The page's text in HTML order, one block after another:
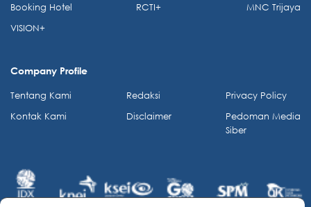
Booking Hotel
VISION+
RCTI+
MNC Trijaya
Company Profile
Tentang Kami
Kontak Kami
Redaksi
Disclaimer
Privacy Policy
Pedoman Media
Siber